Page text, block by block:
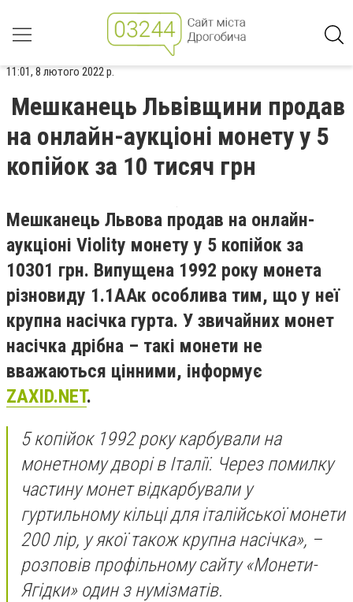
11:01, 8 лютого 2022 р.
Мешканець Львівщини продав
на онлайн-аукціоні монету у 5
копійок за 10 тисяч грн
Мешканець Львова продав на онлайн-
аукціоні Violity монету у 5 копійок за
10301 грн. Випущена 1992 року монета
різновиду 1.1ААк особлива тим, що у неї
крупна насічка гурта. У звичайних монет
насічка дрібна – такі монети не
вважаються цінними, інформує
ZAXID.NET.
5 копійок 1992 року карбували на
монетному дворі в Італії. Через помилку
частину монет відкарбували у
гуртильному кільці для італійської монети
200 лір, у якої також крупна насічка», –
розповів профільному сайту «Монети-
Ягідки» один з нумізматів.